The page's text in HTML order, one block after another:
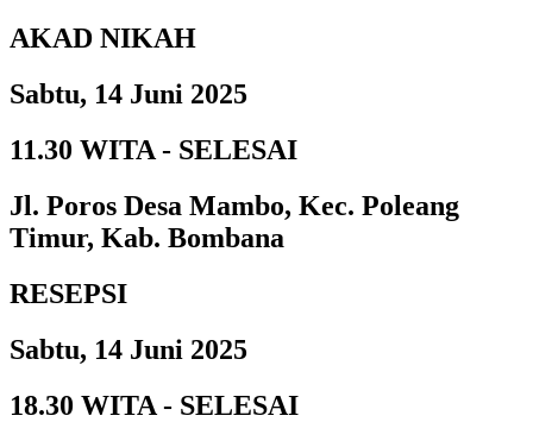
AKAD NIKAH
Sabtu, 14 Juni 2025
11.30 WITA - SELESAI
Jl. Poros Desa Mambo, Kec. Poleang
Timur, Kab. Bombana
RESEPSI
Sabtu, 14 Juni 2025
18.30 WITA - SELESAI